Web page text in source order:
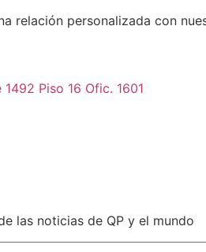
relación personalizada con
Piso 16 Ofic. 1601
las noticias de QP y el mundo